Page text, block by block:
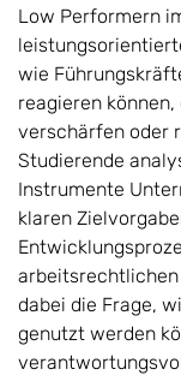
Low Performern
wie
reagieren
verschärfen oder
Studierende
Instrumente
klaren
dabei die Frage,
genutzt werden